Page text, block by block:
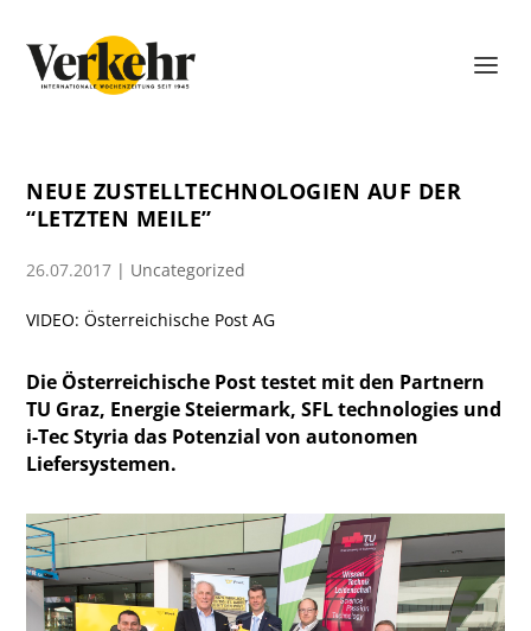
NEUE ZUSTELLTECHNOLOGIEN AUF DER
“LETZTEN MEILE”
26.07.2017 | Uncategorized
VIDEO: Österreichische Post AG
Die Österreichische Post testet mit den Partnern
TU Graz, Energie Steiermark, SFL technologies und
i-Tec Styria das Potenzial von autonomen
Liefersystemen.